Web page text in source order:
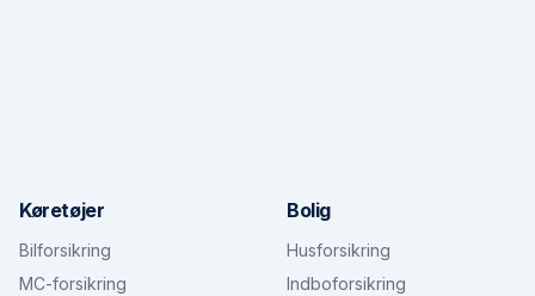
Køretøjer
Bilforsikring
MC-forsikring
Bolig
Husforsikring
Indboforsikring